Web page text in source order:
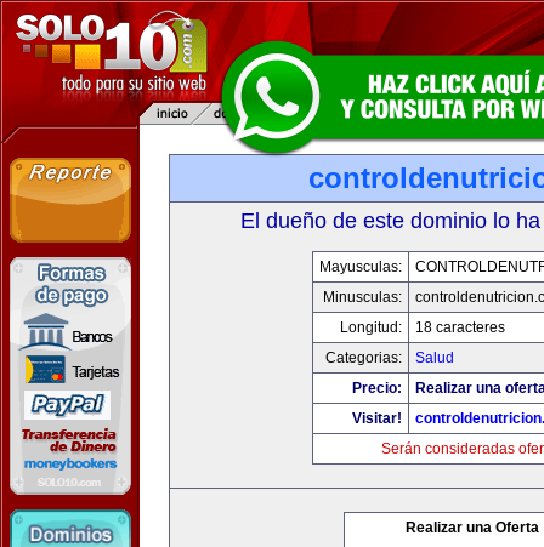
El dueño de este dominio lo
Mayusculas:
Minusculas:
Longitud:
18 caracteres
Categorias:
Salud
Precio:
Realizar una
Visitar!
Serán consideradas
Realizar una Oferta